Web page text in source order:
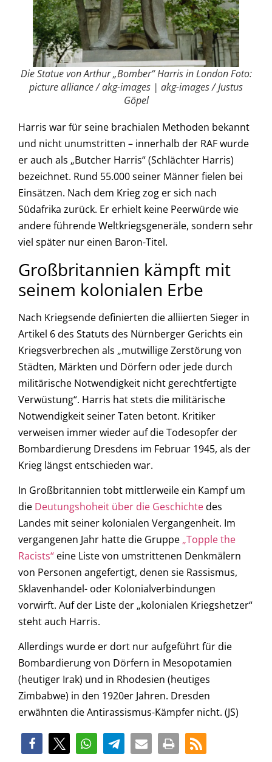
Die Statue von Arthur „Bomber“ Harris in London Foto:
picture alliance / akg-images | akg-images / Justus
Göpel
Harris war für seine brachialen Methoden bekannt
und nicht unumstritten – innerhalb der RAF wurde
er auch als „Butcher Harris“ (Schlächter Harris)
bezeichnet. Rund 55.000 seiner Männer fielen bei
Einsätzen. Nach dem Krieg zog er sich nach
Südafrika zurück. Er erhielt keine Peerwürde wie
andere führende Weltkriegsgeneräle, sondern sehr
viel später nur einen Baron-Titel.
Großbritannien kämpft mit
seinem kolonialen Erbe
Nach Kriegsende definierten die alliierten Sieger in
Artikel 6 des Statuts des Nürnberger Gerichts ein
Kriegsverbrechen als „mutwillige Zerstörung von
Städten, Märkten und Dörfern oder jede durch
militärische Notwendigkeit nicht gerechtfertigte
Verwüstung“. Harris hat stets die militärische
Notwendigkeit seiner Taten betont. Kritiker
verweisen immer wieder auf die Todesopfer der
Bombardierung Dresdens im Februar 1945, als der
Krieg längst entschieden war.
In Großbritannien tobt mittlerweile ein Kampf um
die Deutungshoheit über die Geschichtedes
Landes mit seiner kolonialen Vergangenheit. Im
vergangenen Jahr hatte die Gruppe „Topple the
Racists“ eine Liste von umstrittenen Denkmälern
von Personen angefertigt, denen sie Rassismus,
Sklavenhandel- oder Kolonialverbindungen
vorwirft. Auf der Liste der „kolonialen Kriegshetzer“
steht auch Harris.
Allerdings wurde er dort nur aufgeführt für die
Bombardierung von Dörfern in Mesopotamien
(heutiger Irak) und in Rhodesien (heutiges
Zimbabwe) in den 1920er Jahren. Dresden
erwähnten die Antirassismus-Kämpfer nicht. (JS)